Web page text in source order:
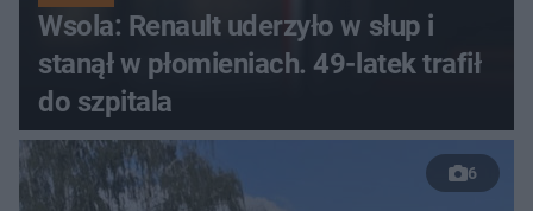
Wsola: Renault uderzyło w słup i
stanął w płomieniach. 49-latek trafił
do szpitala
6